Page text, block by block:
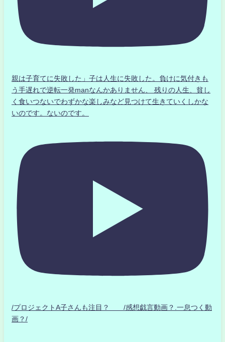
親は子育てに失敗した」子は人生に失敗した。負けに気付きも
う手遅れで逆転一発manなんかありません、 残りの人生、貧し
く食いつないでわずかな楽しみなど見つけて生きていくしかな
いのです。ないのです。
/プロジェクトA子さんも注目？ /感想戯言動画？.一息つく動
画？/